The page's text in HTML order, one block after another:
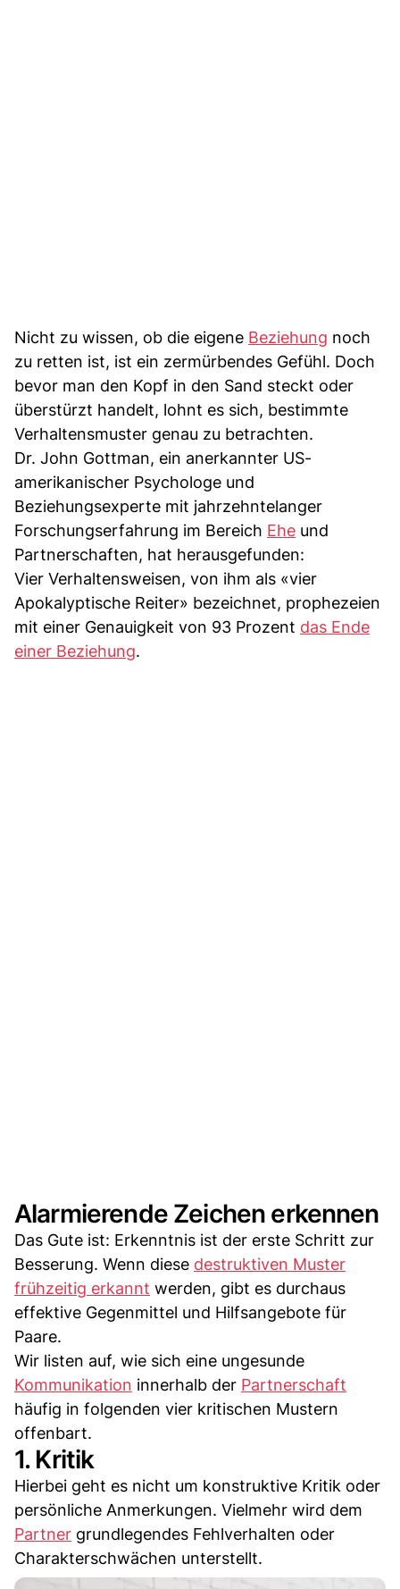
Nicht zu wissen, ob die eigene Beziehung noch
zu retten ist, ist ein zermürbendes Gefühl. Doch
bevor man den Kopf in den Sand steckt oder
überstürzt handelt, lohnt es sich, bestimmte
Verhaltensmuster genau zu betrachten.
Dr. John Gottman, ein anerkannter US-
amerikanischer Psychologe und
Beziehungsexperte mit jahrzehntelanger
Forschungserfahrung im Bereich Ehe und
Partnerschaften, hat herausgefunden:
Vier Verhaltensweisen, von ihm als «vier
Apokalyptische Reiter» bezeichnet, prophezeien
mit einer Genauigkeit von 93 Prozent das Ende
einer Beziehung.
Alarmierende Zeichen erkennen
Das Gute ist: Erkenntnis ist der erste Schritt zur
Besserung. Wenn diese destruktiven Muster
frühzeitig erkannt werden, gibt es durchaus
effektive Gegenmittel und Hilfsangebote für
Paare.
Wir listen auf, wie sich eine ungesunde
Kommunikation innerhalb der Partnerschaft
häufig in folgenden vier kritischen Mustern
offenbart.
1. Kritik
Hierbei geht es nicht um konstruktive Kritik oder
persönliche Anmerkungen. Vielmehr wird dem
Partner grundlegendes Fehlverhalten oder
Charakterschwächen unterstellt.